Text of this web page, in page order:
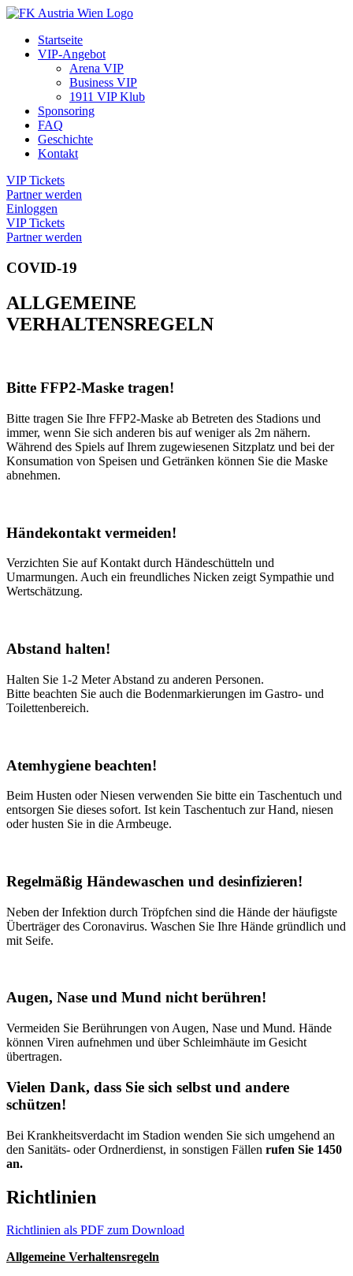
Startseite
VIP-Angebot
Arena VIP
Business VIP
1911 VIP Klub
Sponsoring
FAQ
Geschichte
Kontakt
VIP Tickets
Partner werden
Einloggen
VIP Tickets
Partner werden
COVID-19
ALLGEMEINE
VERHALTENSREGELN
Bitte FFP2-Maske tragen!
Bitte tragen Sie Ihre FFP2-Maske ab Betreten des Stadions und
immer, wenn Sie sich anderen bis auf weniger als 2m nähern.
Während des Spiels auf Ihrem zugewiesenen Sitzplatz und bei der
Konsumation von Speisen und Getränken können Sie die Maske
abnehmen.
Händekontakt vermeiden!
Verzichten Sie auf Kontakt durch Händeschütteln und
Umarmungen. Auch ein freundliches Nicken zeigt Sympathie und
Wertschätzung.
Abstand halten!
Halten Sie 1-2 Meter Abstand zu anderen Personen.
Bitte beachten Sie auch die Bodenmarkierungen im Gastro- und
Toilettenbereich.
Atemhygiene beachten!
Beim Husten oder Niesen verwenden Sie bitte ein Taschentuch und
entsorgen Sie dieses sofort. Ist kein Taschentuch zur Hand, niesen
oder husten Sie in die Armbeuge.
Regelmäßig Händewaschen und desinfizieren!
Neben der Infektion durch Tröpfchen sind die Hände der häufigste
Überträger des Coronavirus. Waschen Sie Ihre Hände gründlich und
mit Seife.
Augen, Nase und Mund nicht berühren!
Vermeiden Sie Berührungen von Augen, Nase und Mund. Hände
können Viren aufnehmen und über Schleimhäute im Gesicht
übertragen.
Vielen Dank, dass Sie sich selbst und andere
schützen!
Bei Krankheitsverdacht im Stadion wenden Sie sich umgehend an
den Sanitäts- oder Ordnerdienst, in sonstigen Fällen rufen Sie 1450
an.
Richtlinien
Richtlinien als PDF zum Download
Allgemeine Verhaltensregeln